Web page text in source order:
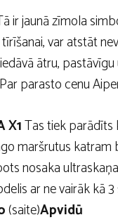
ir jaunā zīmola
var atstāt
ātru,
Par parasto cenu
X1Tas tiek parādīts
maršrutus katram
nosaka
ar ne vairāk kā
(saite)Apvidū